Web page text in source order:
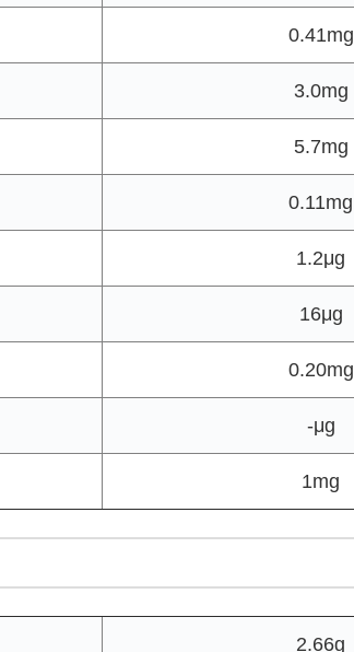
0.41mg
3.0mg
5.7mg
0.11mg
1.2μg
16μg
0.20mg
-μg
1mg
2.66g